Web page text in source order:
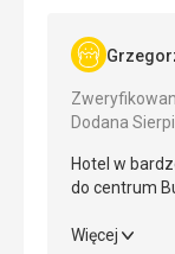
Dodana
Hotel w
do centrum
sprzątane,
Hotel w
Więcej